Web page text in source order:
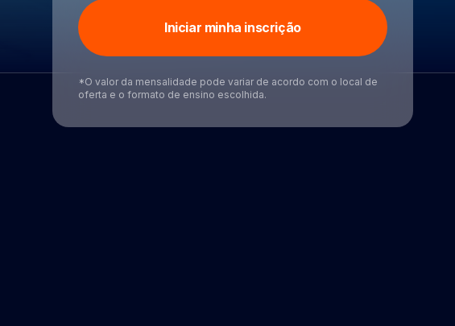
Iniciar minha inscrição
*O valor da mensalidade pode variar de acordo com o local de
oferta e o formato de ensino escolhida.